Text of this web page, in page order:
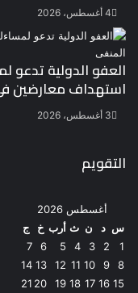
4 أغسطس، 2026
العفو الدولية تدعو
استهداف معارضين
3 أغسطس، 2026
التقويم
أغسطس 2026
س د ن ث أرب خ
ج
1
2
3
4
5
6
7
8
9
10
11
12
13
14
15
16
17
18
19
20
21